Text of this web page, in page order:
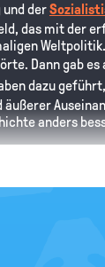
der
das mit der
Dann gab
dazu
äußerer
anders